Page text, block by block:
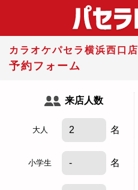
カラオケパセラ横浜西口店
予約フォーム
来店人数
大人 名
小学生 名